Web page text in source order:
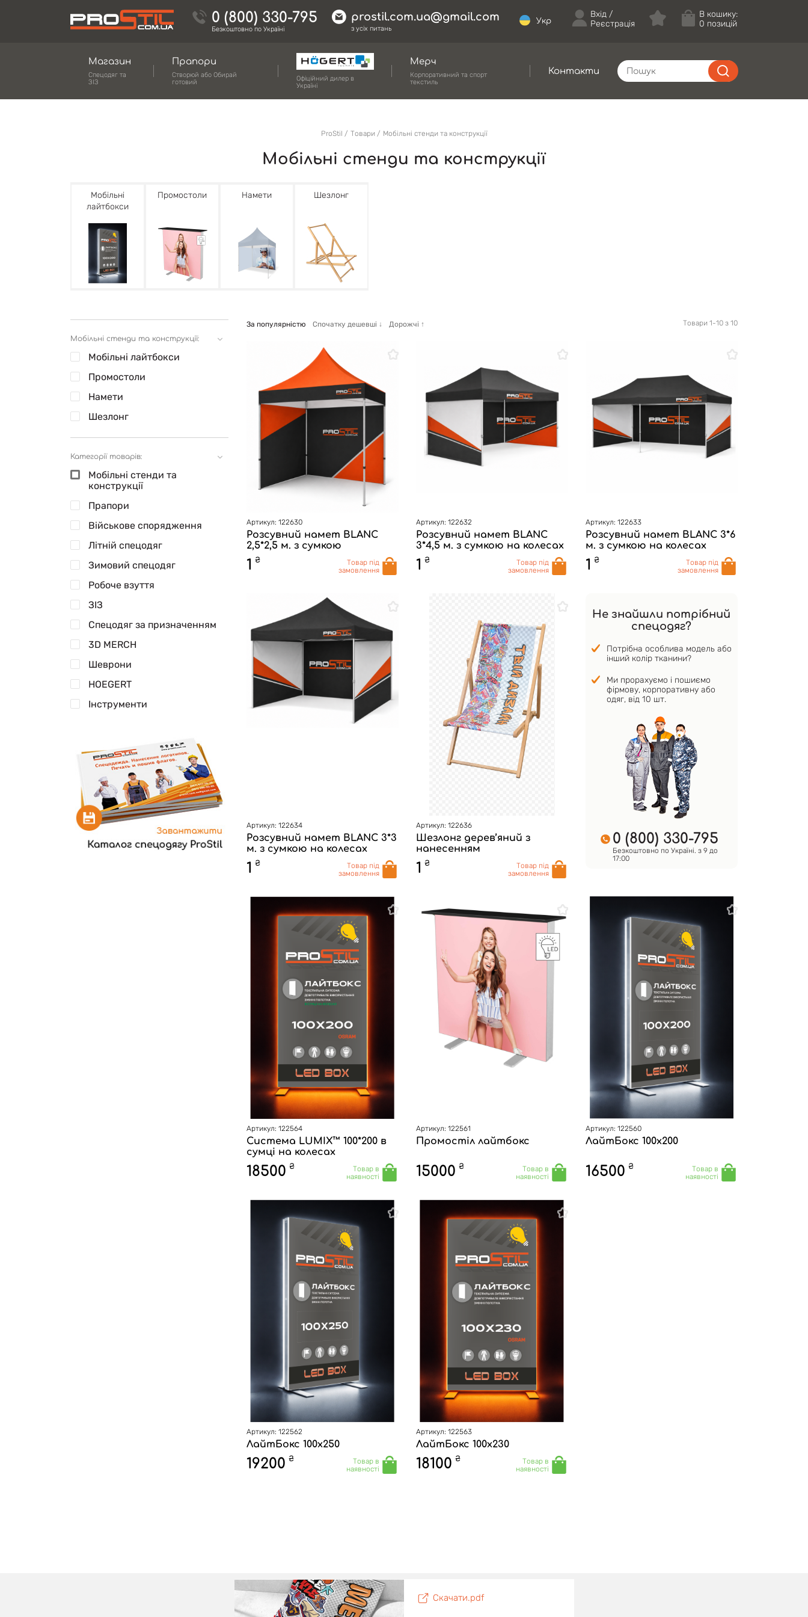
0 (800) 330-795
Безкоштовно по Україні
prostil.com.ua@gmail.com
з усіх питань
Укр
Вхід
Реєстрація
В кошику:
0 позицій
Магазин
Спецодяг та
ЗІЗ
Прапори
Створюй або Обирай
готовий
Офіційний дилер в
Україні
Мерч
Корпоративний та спорт
текстиль
Контакти
ProStil Товари Мобільні стенди та конструкції
Мобільні стенди та конструкції
Мобільні
лайтбокси
Промостоли Намети Шезлонг
Мобільні стенди та конструкції:
Мобільні лайтбокси
Промостоли
Намети
Шезлонг
Категорії товарів:
Мобільні стенди та
конструкції
Прапори
Військове спорядження
Літній спецодяг
Зимовий спецодяг
Робоче взуття
ЗІЗ
Спецодяг за призначенням
3D MERCH
Шеврони
HOEGERT
Інструменти
За популярністю Спочатку дешевші ↓ Дорожчі ↑ Товари 1-10 з 10
Артикул: 122630
Розсувний намет BLANC
2,5*2,5 м. з сумкою
1 ₴
Товар під
замовлення
Артикул: 122632
Розсувний намет BLANC
3*4,5 м. з сумкою на колесах
1 ₴
Товар під
замовлення
Артикул: 122633
Розсувний намет BLANC 3*6
м. з сумкою на колесах
1 ₴
Товар під
замовлення
Артикул: 122634
Розсувний намет BLANC 3*3
м. з сумкою на колесах
1 ₴
Товар під
замовлення
Артикул: 122636
Шезлонг дерев’яний з
нанесенням
1 ₴
Товар під
замовлення
Не знайшли потрібний
спецодяг?
Потрібна особлива модель або
інший колір тканини?
Ми прорахуємо і пошиємо
фірмову, корпоративну або
одяг, від 10 шт.
0 (800) 330-795
Безкоштовно по Україні. з 9 до
17:00
Артикул: 122564
Система LUMIX™ 100*200 в
сумці на колесах
18500 ₴
Товар в
наявності
Артикул: 122561
Промостіл лайтбокс
15000 ₴
Товар в
наявності
Артикул: 122560
ЛайтБокс 100х200
16500 ₴
Товар в
наявності
Артикул: 122562
ЛайтБокс 100х250
19200 ₴
Товар в
наявності
Артикул: 122563
ЛайтБокс 100х230
18100 ₴
Товар в
наявності
Скачати.pdf